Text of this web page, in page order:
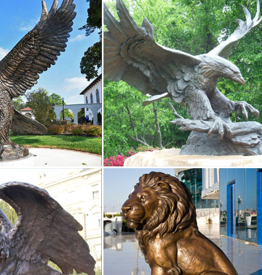
Art | eBay
Фемида статуэтка фигурка леди слепой правосудия
искусства бронза "греческие символы" статуя бро…
статуэтку, древнюю скульптуру на аукционе…
статуэтки, старинные на аукционе Соберу.ру – старые
Соберу.Древняя Скульптура. Подыскиваете старинные
подарков интернет магазина Сувенир…
найти скульптуры Древней Греции и Древнего Рима,
мастера заново вдохнули жизнь в статуэтки богов и
в России. Сравнить цены, купить…
Продажа, поиск, поставщики и магазины, цены в
"Ребенок и собака". Купить. +7 показать номер.В
Bogacho.
фигуры: продажа скульптур по низким…
времена для украшения парков и садов использовались